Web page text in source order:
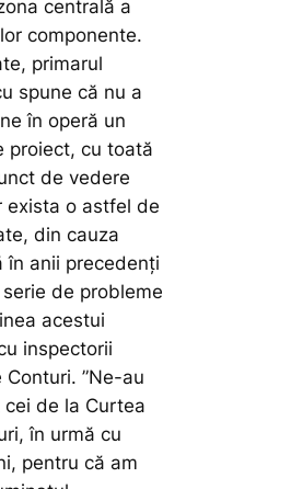
centrală a
componente.
primarul
spune că nu a
în operă un
proiect, cu toată
de vedere
exista o astfel de
din cauza
în anii precedenți
de probleme
acestui
inspectorii
Conturi.”Ne-au
cei de la Curtea
în urmă cu
pentru că am